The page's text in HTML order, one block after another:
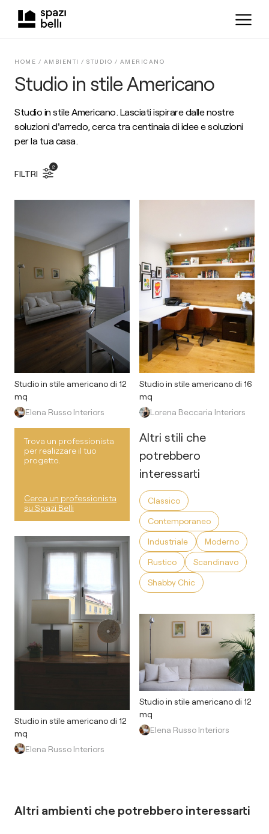
Studio in stile Americano
HOME / AMBIENTI / STUDIO / AMERICANO
Studio in stile Americano. Lasciati ispirare dalle nostre
soluzioni d'arredo, cerca tra centinaia di idee e soluzioni
per la tua casa.
FILTRI
2
Studio in stile americano di 12
mq
Elena Russo Interiors
Trova un professionista
per realizzare il tuo
progetto.
Cerca un professionista
su Spazi Belli
Studio in stile americano di 12
mq
Elena Russo Interiors
Studio in stile americano di 16
mq
Lorena Beccaria Interiors
Altri stili che
potrebbero
interessarti
Classico
Contemporaneo
Industriale
Moderno
Rustico
Scandinavo
Shabby Chic
Studio in stile americano di 12
mq
Elena Russo Interiors
Altri ambienti che potrebbero interessarti